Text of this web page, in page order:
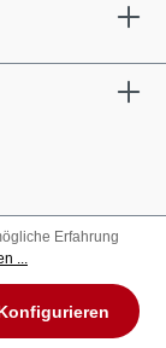
Erfahrung
...